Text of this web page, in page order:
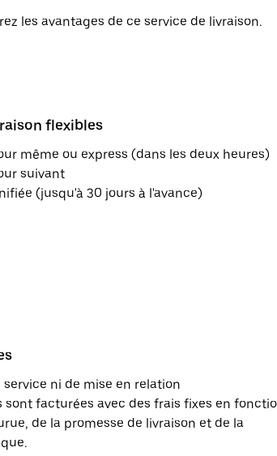
les avantages de ce service de livraison.
flexibles
même ou express (dans les deux heures)
suivant
(jusqu'à 30 jours à l'avance)
ni de mise en relation
sont facturées avec des frais fixes en
de la promesse de livraison et de la